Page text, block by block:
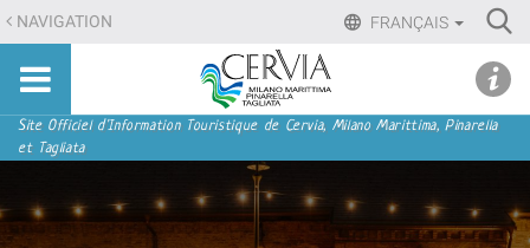
Aller
au
contenu.
Aller
à
navigation
FRANÇAIS
NAVIGATION
Sito
turistico
ufficiale
Cervia,
Milano
Marittima,
Navigation
Site Officiel d'Information Touristique de Cervia, Milano Marittima, Pinarella
et Tagliata
menu